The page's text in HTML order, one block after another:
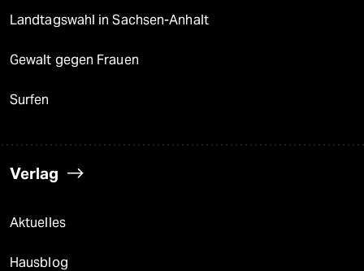
Landtagswahl in Sachsen-Anhalt
Gewalt gegen Frauen
Surfen
Verlag
Aktuelles
Hausblog